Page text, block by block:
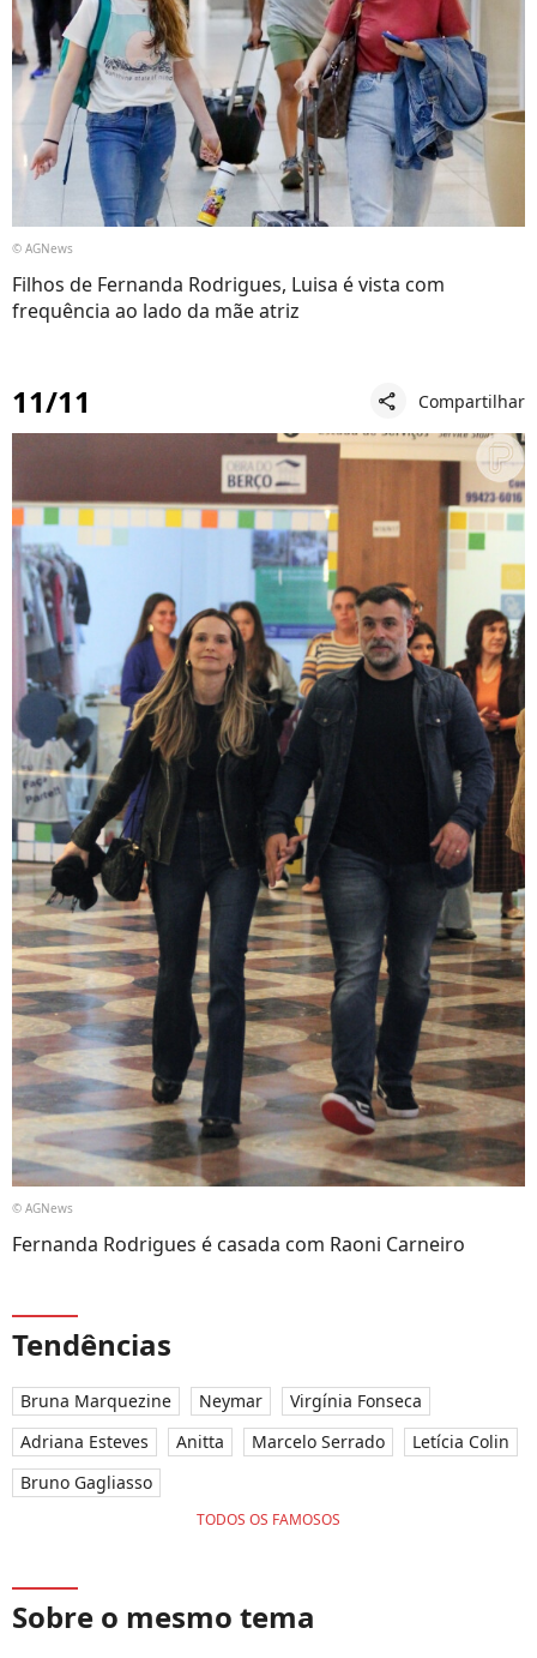
© AGNews
Filhos de Fernanda Rodrigues, Luisa é vista com
frequência ao lado da mãe atriz
11/11 share Compartilhar
© AGNews
Fernanda Rodrigues é casada com Raoni Carneiro
Tendências
Bruna Marquezine Neymar
Virgínia Fonseca
Adriana Esteves
Anitta Marcelo Serrado
Letícia Colin
Bruno Gagliasso
TODOS OS FAMOSOS
Sobre o mesmo tema